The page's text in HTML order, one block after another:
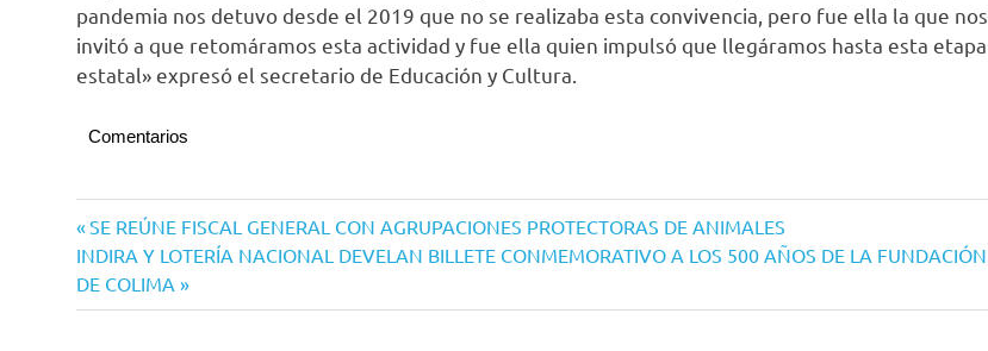
pandemia nos detuvo desde el 2019 que no se realizaba esta convivencia, pero fue ella la que nos
invitó a que retomáramos esta actividad y fue ella quien impulsó que llegáramos hasta esta etapa
estatal» expresó el secretario de Educación y Cultura.
Comentarios
Navegación
de
entradas
Entrada
anterior:
SE REÚNE FISCAL GENERAL CON AGRUPACIONES PROTECTORAS DE ANIMALES
Siguiente
entrada:
INDIRA Y LOTERÍA NACIONAL DEVELAN BILLETE CONMEMORATIVO A LOS 500 AÑOS DE LA FUNDACIÓN
DE COLIMA